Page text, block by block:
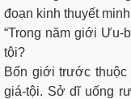
đoạn kinh thuyết
“Trong năm giới Ưu-
tội?
Bốn giới trước
giá-tội. Sở dĩ uống